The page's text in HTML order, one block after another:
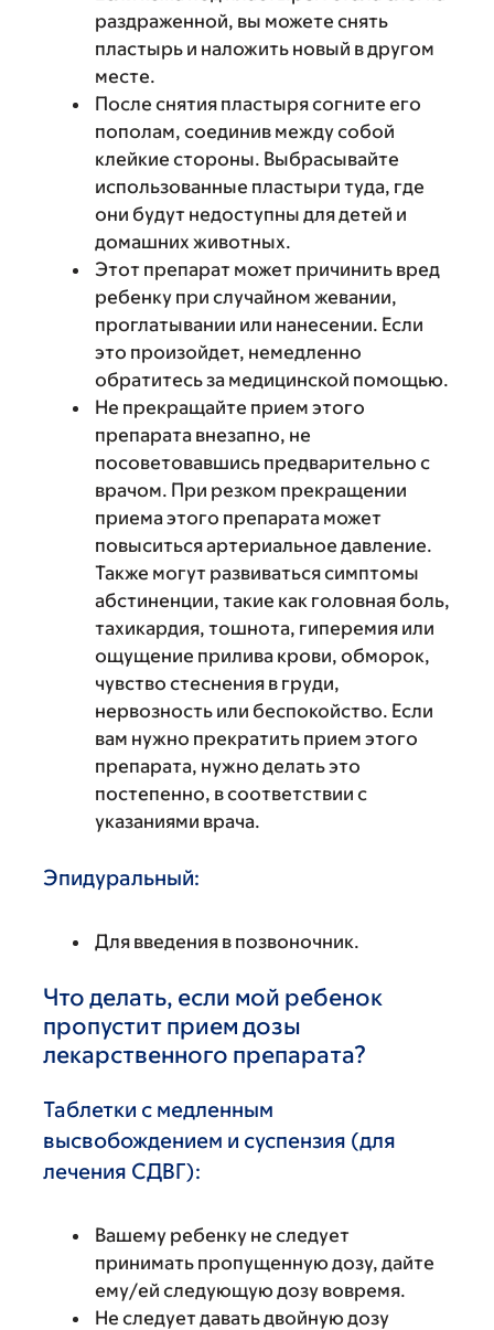
раздраженной, вы можете снять
пластырь и наложить новый в другом
месте.
После снятия пластыря согните его
пополам, соединив между собой
клейкие стороны. Выбрасывайте
использованные пластыри туда, где
они будут недоступны для детей и
домашних животных.
Этот препарат может причинить вред
ребенку при случайном жевании,
проглатывании или нанесении. Если
это произойдет, немедленно
обратитесь за медицинской помощью.
Не прекращайте прием этого
препарата внезапно, не
посоветовавшись предварительно с
врачом. При резком прекращении
приема этого препарата может
повыситься артериальное давление.
Также могут развиваться симптомы
абстиненции, такие как головная боль,
тахикардия, тошнота, гиперемия или
ощущение прилива крови, обморок,
чувство стеснения в груди,
нервозность или беспокойство. Если
вам нужно прекратить прием этого
препарата, нужно делать это
постепенно, в соответствии с
указаниями врача.
Эпидуральный:
Для введения в позвоночник.
Что делать, если мой ребенок
пропустит прием дозы
лекарственного препарата?
Таблетки с медленным
высвобождением и суспензия (для
лечения СДВГ):
Вашему ребенку не следует
принимать пропущенную дозу, дайте
ему/ей следующую дозу вовремя.
Не следует давать двойную дозу